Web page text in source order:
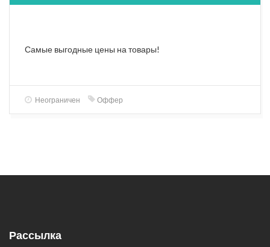
Самые выгодные цены на товары!
Неограничен Оффер
Рассылка